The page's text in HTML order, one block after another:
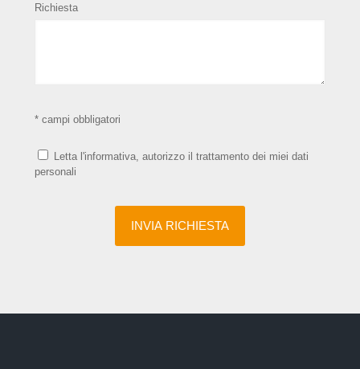
Richiesta
* campi obbligatori
Letta l'informativa, autorizzo il trattamento dei miei dati
personali